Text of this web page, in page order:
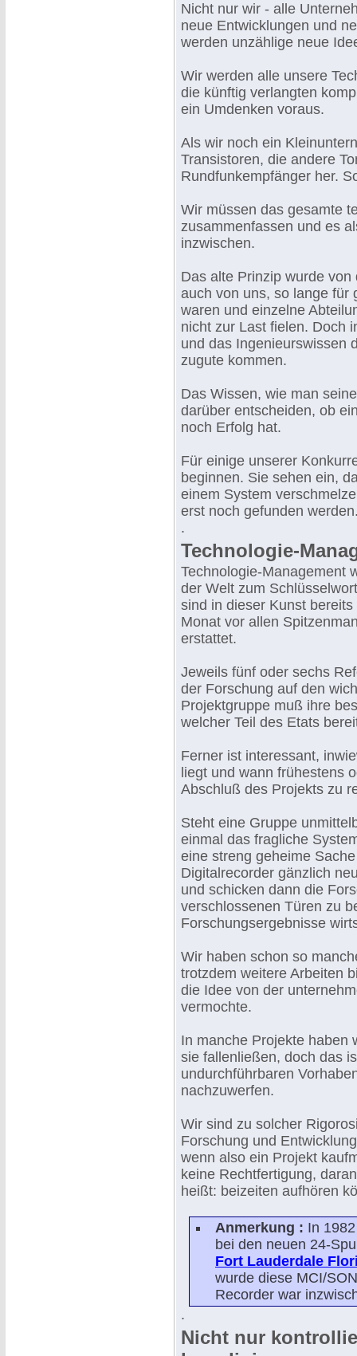
Nicht nur wir - alle
neue Entwicklungen und
werden unzählige neue
Wir werden alle unsere
die künftig verlangten
ein Umdenken voraus.
Als wir noch ein
Transistoren, die andere
Rundfunkempfänger her.
Wir müssen das gesamte
zusammenfassen und es
inzwischen.
Das alte Prinzip wurde
auch von uns, so lange für
waren und einzelne
nicht zur Last fielen. Doch
und das Ingenieurswissen
zugute kommen.
Das Wissen, wie man
darüber entscheiden, ob
noch Erfolg hat.
Für einige unserer
beginnen. Sie sehen ein,
einem System
erst noch gefunden
.
Technologie-
Technologie-Management
der Welt zum
sind in dieser Kunst
Monat vor allen
erstattet.
Jeweils fünf oder sechs
der Forschung auf den
Projektgruppe muß ihre
welcher Teil des Etats
Ferner ist interessant,
liegt und wann frühestens
Abschluß des Projekts zu
Steht eine Gruppe
einmal das fragliche
eine streng geheime
Digitalrecorder gänzlich
und schicken dann die
verschlossenen Türen zu
Forschungsergebnisse
Wir haben schon so
trotzdem weitere Arbeiten
die Idee von der
vermochte.
In manche Projekte haben
sie fallenließen, doch das
undurchführbaren
nachzuwerfen.
Wir sind zu solcher
Forschung und
wenn also ein Projekt
keine Rechtfertigung,
heißt: beizeiten aufhören
Anmerkung : In
bei den neuen 24-
Fort Lauderdale
wurde diese MCI/
Recorder war
.
Nicht nur